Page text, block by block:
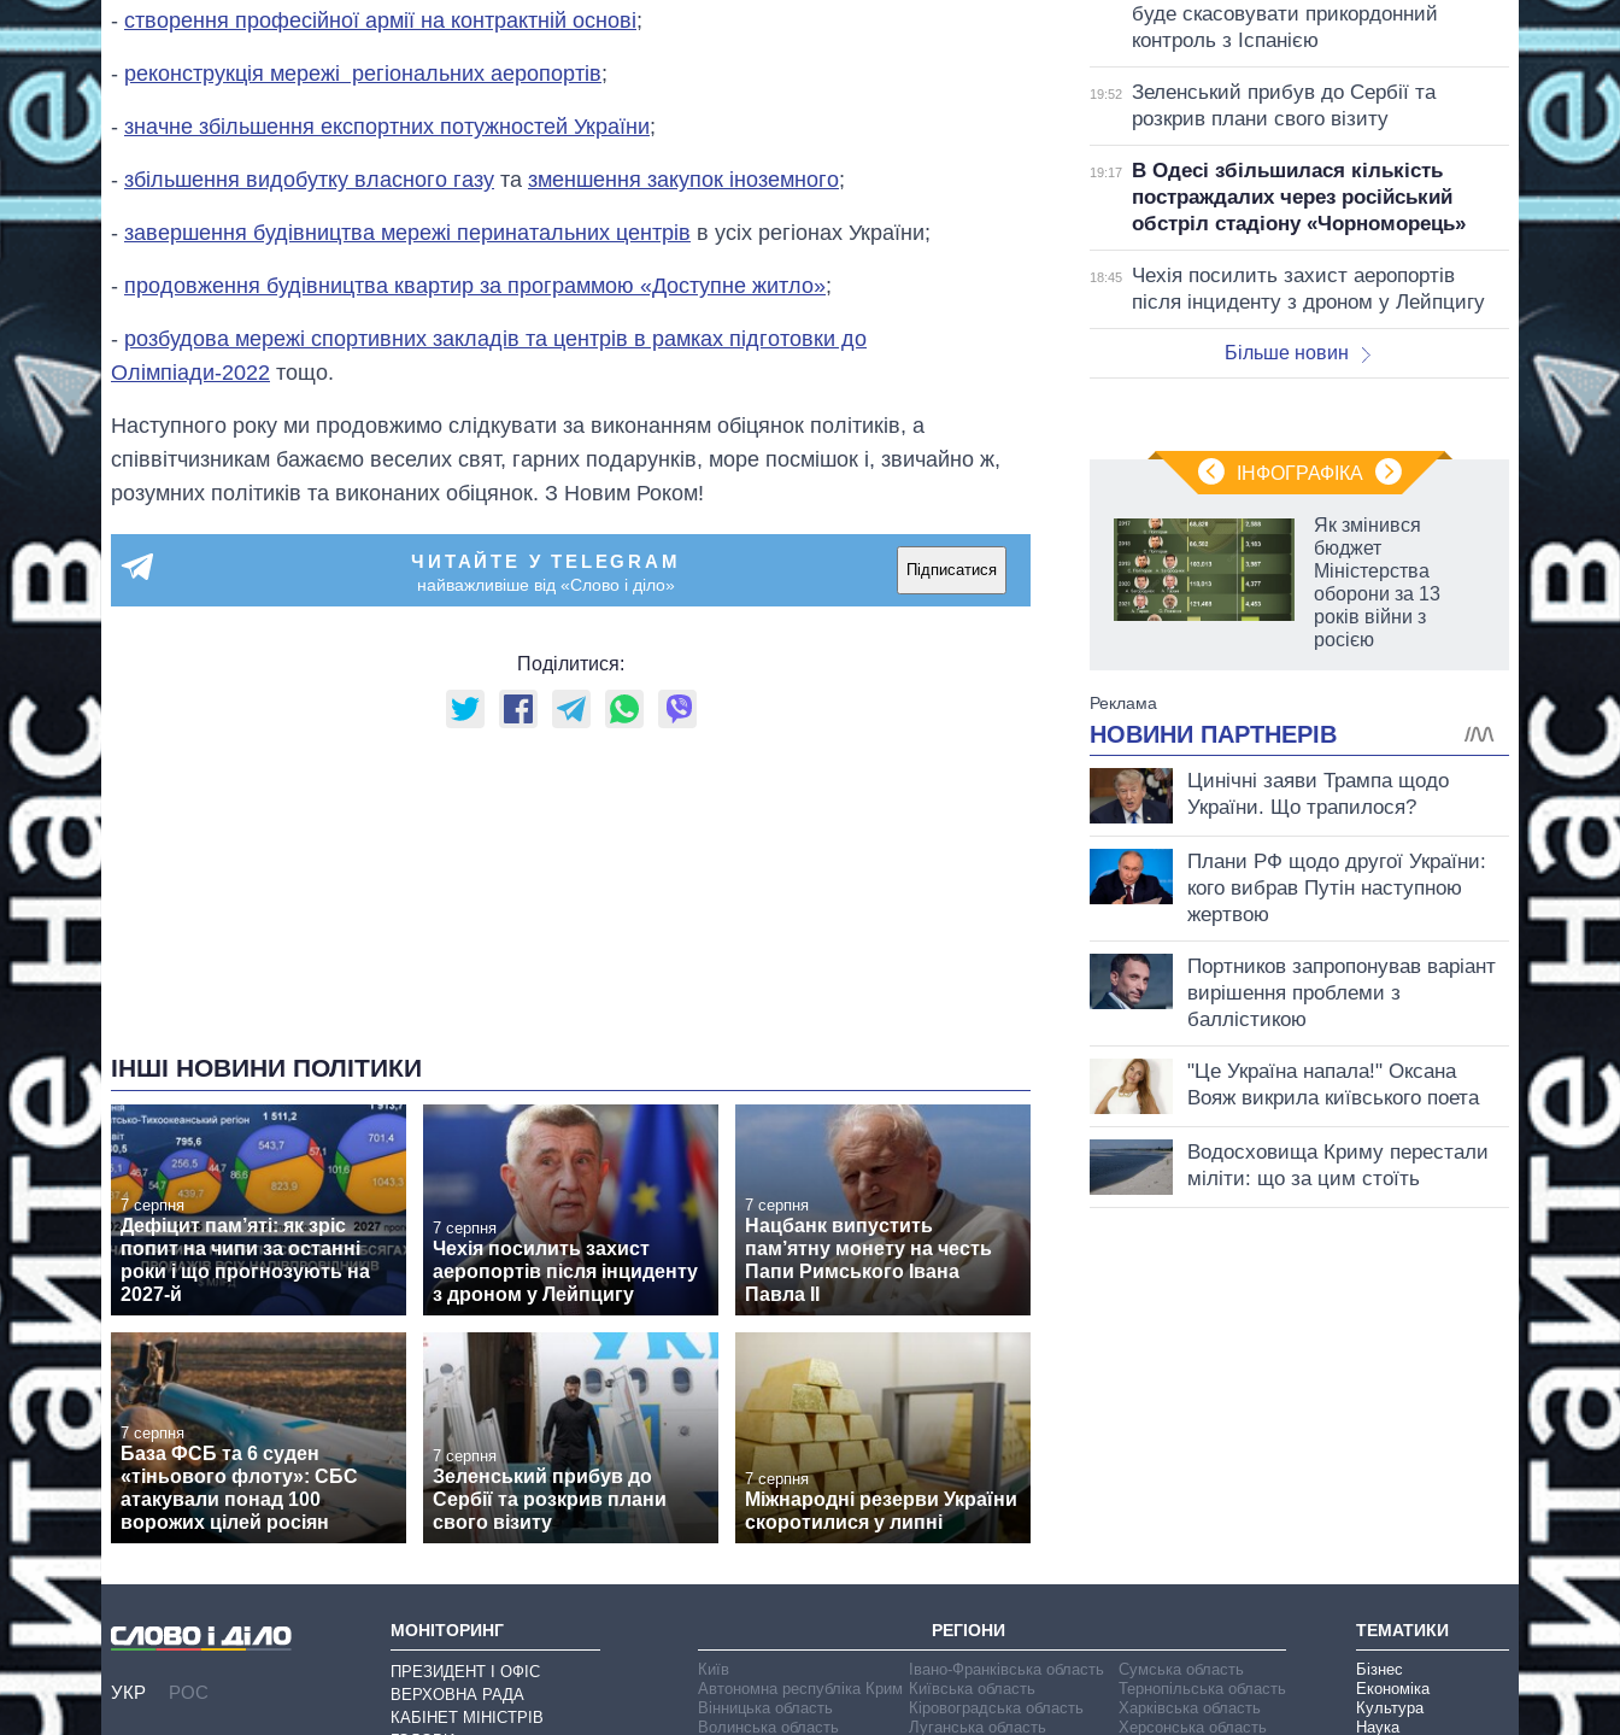
- створення професійної армії на контрактній основі;
- реконструкція мережі регіональних аеропортів;
- значне збільшення експортних потужностей України;
- збільшення видобутку власного газу та зменшення закупок іноземного;
- завершення будівництва мережі перинатальних центрів в усіх регіонах України;
- продовження будівництва квартир за программою «Доступне житло»;
- розбудова мережі спортивних закладів та центрів в рамках підготовки до
Олімпіади-2022 тощо.
Наступного року ми продовжимо слідкувати за виконанням обіцянок політиків, а
співвітчизникам бажаємо веселих свят, гарних подарунків, море посмішок і, звичайно ж,
розумних політиків та виконаних обіцянок. З Новим Роком!
ЧИТАЙТЕ У TELEGRAM
найважливіше від «Слово і діло»
Підписатися
Поділитися:
ІНШІ НОВИНИ ПОЛІТИКИ
7 серпня
Дефіцит пам’яті: як зріс
попит на чипи за останні
роки і що прогнозують на
2027-й
7 серпня
Чехія посилить захист
аеропортів після інциденту
з дроном у Лейпцигу
7 серпня
Нацбанк випустить
пам’ятну монету на честь
Папи Римського Івана
Павла II
7 серпня
База ФСБ та 6 суден
«тіньового флоту»: СБС
атакували понад 100
ворожих цілей росіян
7 серпня
Зеленський прибув до
Сербії та розкрив плани
свого візиту
7 серпня
Міжнародні резерви України
скоротилися у липні
буде скасовувати прикордонний
контроль з Іспанією
19:52
Зеленський прибув до Сербії та
розкрив плани свого візиту
19:17
В Одесі збільшилася кількість
постраждалих через російський
обстріл стадіону «Чорноморець»
18:45
Чехія посилить захист аеропортів
після інциденту з дроном у Лейпцигу
Більше новин
ІНФОГРАФІКА
змінилася кількість
вступників на
бакалаврат,
Як змінився
бюджет
Міністерства
оборони за 13
років війни з
росією
УКР РОС
МОНІТОРИНГ
ПРЕЗИДЕНТ І ОФІС
ВЕРХОВНА РАДА
КАБІНЕТ МІНІСТРІВ
РЕГІОНИ
Київ
Автономна республіка Крим
Вінницька область
Волинська область
Івано-Франківська область
Київська область
Кіровоградська область
Луганська область
Сумська область
Тернопільська область
Харківська область
Херсонська область
ТЕМАТИКИ
Бізнес
Економіка
Культура
Наука